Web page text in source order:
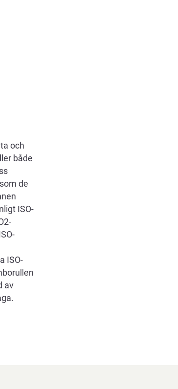
och
både
de
ISO-
ISO-
av